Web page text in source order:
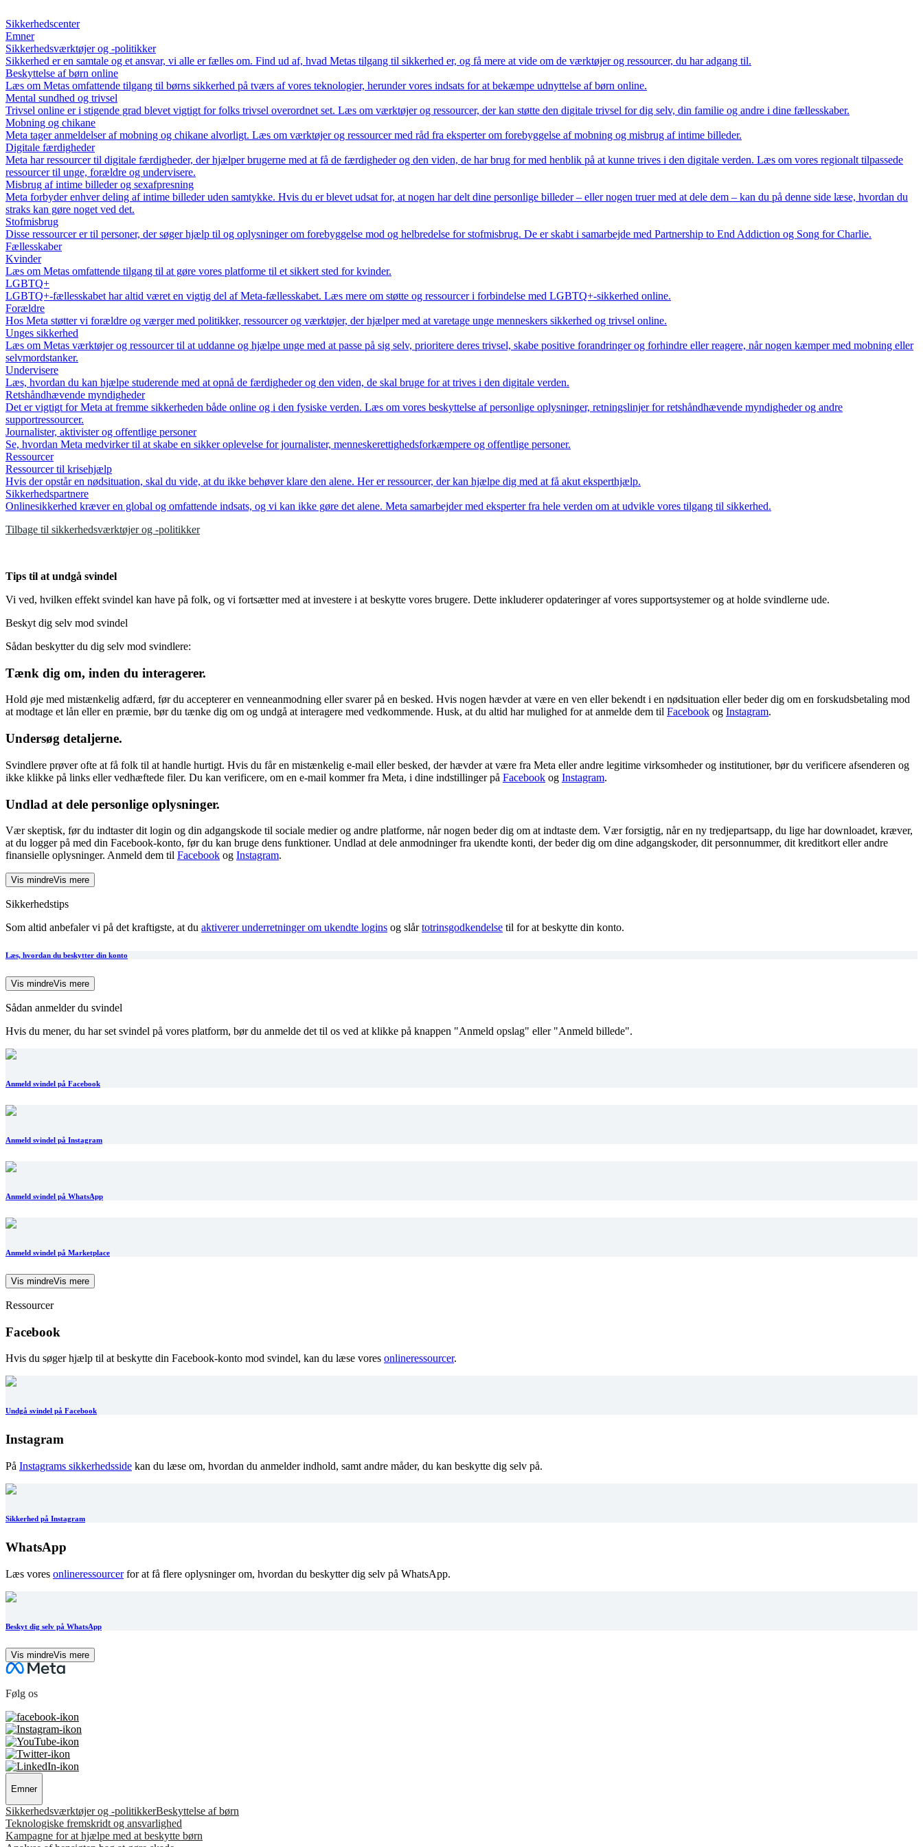
Sikkerhedscenter
Emner
Sikkerhedsværktøjer og -politikker
Sikkerhed er en samtale og et ansvar, vi alle er fælles om. Find ud af, hvad Metas tilgang til sikkerhed er, og få mere at vide om de værktøjer og ressourcer, du har adgang til.
Beskyttelse af børn online
Læs om Metas omfattende tilgang til børns sikkerhed på tværs af vores teknologier, herunder vores indsats for at bekæmpe udnyttelse af børn online.
Mental sundhed og trivsel
Trivsel online er i stigende grad blevet vigtigt for folks trivsel overordnet set. Læs om værktøjer og ressourcer, der kan støtte den digitale trivsel for dig selv, din familie og andre i dine fællesskaber.
Mobning og chikane
Meta tager anmeldelser af mobning og chikane alvorligt. Læs om værktøjer og ressourcer med råd fra eksperter om forebyggelse af mobning og misbrug af intime billeder.
Digitale færdigheder
Meta har ressourcer til digitale færdigheder, der hjælper brugerne med at få de færdigheder og den viden, de har brug for med henblik på at kunne trives i den digitale verden. Læs om vores regionalt tilpassede
ressourcer til unge, forældre og undervisere.
Misbrug af intime billeder og sexafpresning
Meta forbyder enhver deling af intime billeder uden samtykke. Hvis du er blevet udsat for, at nogen har delt dine personlige billeder – eller nogen truer med at dele dem – kan du på denne side læse, hvordan du
straks kan gøre noget ved det.
Stofmisbrug
Disse ressourcer er til personer, der søger hjælp til og oplysninger om forebyggelse mod og helbredelse for stofmisbrug. De er skabt i samarbejde med Partnership to End Addiction og Song for Charlie.
Fællesskaber
Kvinder
Læs om Metas omfattende tilgang til at gøre vores platforme til et sikkert sted for kvinder.
LGBTQ+
LGBTQ+-fællesskabet har altid været en vigtig del af Meta-fællesskabet. Læs mere om støtte og ressourcer i forbindelse med LGBTQ+-sikkerhed online.
Forældre
Hos Meta støtter vi forældre og værger med politikker, ressourcer og værktøjer, der hjælper med at varetage unge menneskers sikkerhed og trivsel online.
Unges sikkerhed
Læs om Metas værktøjer og ressourcer til at uddanne og hjælpe unge med at passe på sig selv, prioritere deres trivsel, skabe positive forandringer og forhindre eller reagere, når nogen kæmper med mobning eller
selvmordstanker.
Undervisere
Læs, hvordan du kan hjælpe studerende med at opnå de færdigheder og den viden, de skal bruge for at trives i den digitale verden.
Retshåndhævende myndigheder
Det er vigtigt for Meta at fremme sikkerheden både online og i den fysiske verden. Læs om vores beskyttelse af personlige oplysninger, retningslinjer for retshåndhævende myndigheder og andre
supportressourcer.
Journalister, aktivister og offentlige personer
Se, hvordan Meta medvirker til at skabe en sikker oplevelse for journalister, menneskerettighedsforkæmpere og offentlige personer.
Ressourcer
Ressourcer til krisehjælp
Hvis der opstår en nødsituation, skal du vide, at du ikke behøver klare den alene. Her er ressourcer, der kan hjælpe dig med at få akut eksperthjælp.
Sikkerhedspartnere
Onlinesikkerhed kræver en global og omfattende indsats, og vi kan ikke gøre det alene. Meta samarbejder med eksperter fra hele verden om at udvikle vores tilgang til sikkerhed.
Tilbage til sikkerhedsværktøjer og -politikker
Tips til at undgå svindel
Vi ved, hvilken effekt svindel kan have på folk, og vi fortsætter med at investere i at beskytte vores brugere. Dette inkluderer opdateringer af vores supportsystemer og at holde svindlerne ude.
Beskyt dig selv mod svindel
Sådan beskytter du dig selv mod svindlere:
Tænk dig om, inden du interagerer.
Hold øje med mistænkelig adfærd, før du accepterer en venneanmodning eller svarer på en besked. Hvis nogen hævder at være en ven eller bekendt i en nødsituation eller beder dig om en forskudsbetaling mod
at modtage et lån eller en præmie, bør du tænke dig om og undgå at interagere med vedkommende. Husk, at du altid har mulighed for at anmelde dem til Facebook og Instagram.
Undersøg detaljerne.
Svindlere prøver ofte at få folk til at handle hurtigt. Hvis du får en mistænkelig e-mail eller besked, der hævder at være fra Meta eller andre legitime virksomheder og institutioner, bør du verificere afsenderen og
ikke klikke på links eller vedhæftede filer. Du kan verificere, om en e-mail kommer fra Meta, i dine indstillinger på Facebook og Instagram.
Undlad at dele personlige oplysninger.
Vær skeptisk, før du indtaster dit login og din adgangskode til sociale medier og andre platforme, når nogen beder dig om at indtaste dem. Vær forsigtig, når en ny tredjepartsapp, du lige har downloadet, kræver,
at du logger på med din Facebook-konto, før du kan bruge dens funktioner. Undlad at dele anmodninger fra ukendte konti, der beder dig om dine adgangskoder, dit personnummer, dit kreditkort eller andre
finansielle oplysninger. Anmeld dem til Facebook og Instagram.
Vis mindreVis mere
Sikkerhedstips
Som altid anbefaler vi på det kraftigste, at du aktiverer underretninger om ukendte logins og slårtotrinsgodkendelse til for at beskytte din konto.
Læs, hvordan du beskytter din konto
Vis mindreVis mere
Sådan anmelder du svindel
Hvis du mener, du har set svindel på vores platform, bør du anmelde det til os ved at klikke på knappen "Anmeld opslag" eller "Anmeld billede".
Anmeld svindel på Facebook
Anmeld svindel på Instagram
Anmeld svindel på WhatsApp
Anmeld svindel på Marketplace
Vis mindreVis mere
Ressourcer
Facebook
Hvis du søger hjælp til at beskytte din Facebook-konto mod svindel, kan du læse vores onlineressourcer.
Undgå svindel på Facebook
Instagram
På Instagrams sikkerhedsside kan du læse om, hvordan du anmelder indhold, samt andre måder, du kan beskytte dig selv på.
Sikkerhed på Instagram
WhatsApp
Læs vores onlineressourcerfor at få flere oplysninger om, hvordan du beskytter dig selv på WhatsApp.
Beskyt dig selv på WhatsApp
Vis mindreVis mere
Følg os
Emner
Sikkerhedsværktøjer og -politikkerBeskyttelse af børn
Teknologiske fremskridt og ansvarlighed
Kampagne for at hjælpe med at beskytte børn